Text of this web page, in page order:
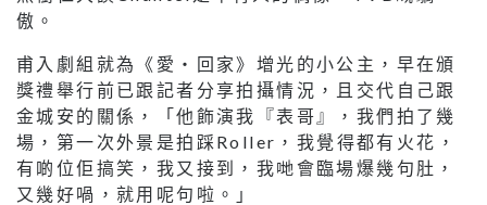
傲。
甫入劇組就為《愛‧回家》增光的小公主，早在頒
獎禮舉行前已跟記者分享拍攝情況，且交代自己跟
金城安的關係，「他飾演我『表哥』，我們拍了幾
場，第一次外景是拍踩Roller，我覺得都有火花，
有啲位佢搞笑，我又接到，我哋會臨場爆幾句肚，
又幾好喎，就用呢句啦。」